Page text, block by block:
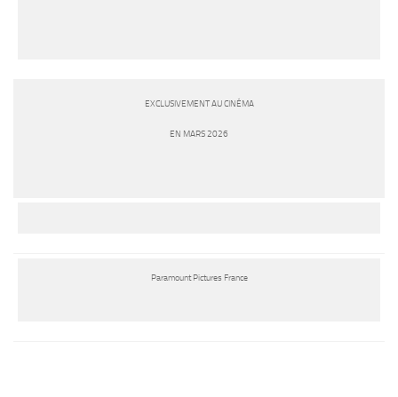
EXCLUSIVEMENT AU CINÉMA
EN MARS 2026
Paramount Pictures France